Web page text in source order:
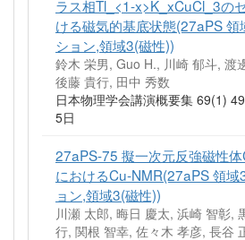
ラス相Tl_<1-x>K_xCuCl_3の
ける磁気的基底状態(27aPS 領
ション,領域3(磁性))
鈴木 栄男, Guo H., 川崎 郁斗, 渡
後藤 貴行, 田中 秀数
日本物理学会講演概要集 69(1)
5日
27aPS-75 擬一次元反強磁性
におけるCu-NMR(27aPS 領域
ョン,領域3(磁性))
川瀬 太郎, 晦日 慶太, 浜崎 智彰,
行, 関根 智幸, 佐々木 孝彦, 長谷